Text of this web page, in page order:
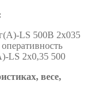
LS 500В 2х035
LS 2х0,35 500
весе,